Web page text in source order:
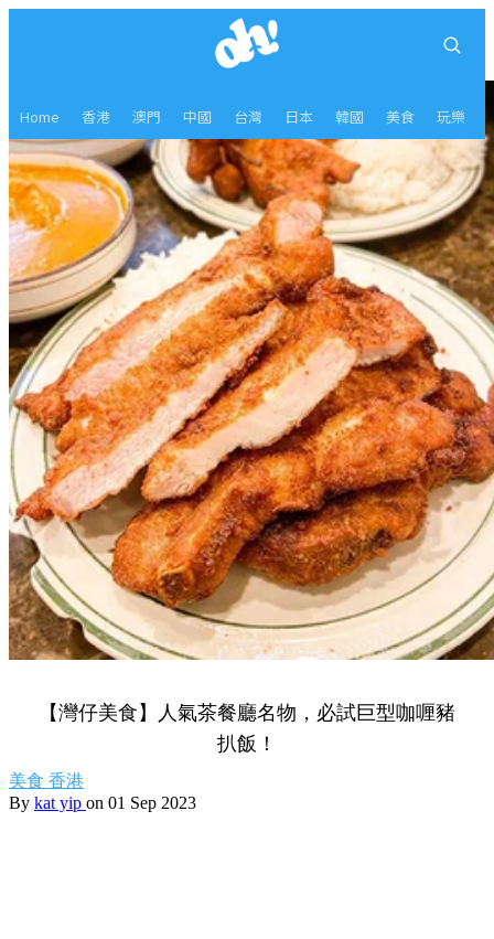
Home 香港 澳門 中國 台灣 日本 韓國 美食 玩樂
【灣仔美食】人氣茶餐廳名物，必試巨型咖喱豬
扒飯！
美食 香港
By kat yip on 01 Sep 2023